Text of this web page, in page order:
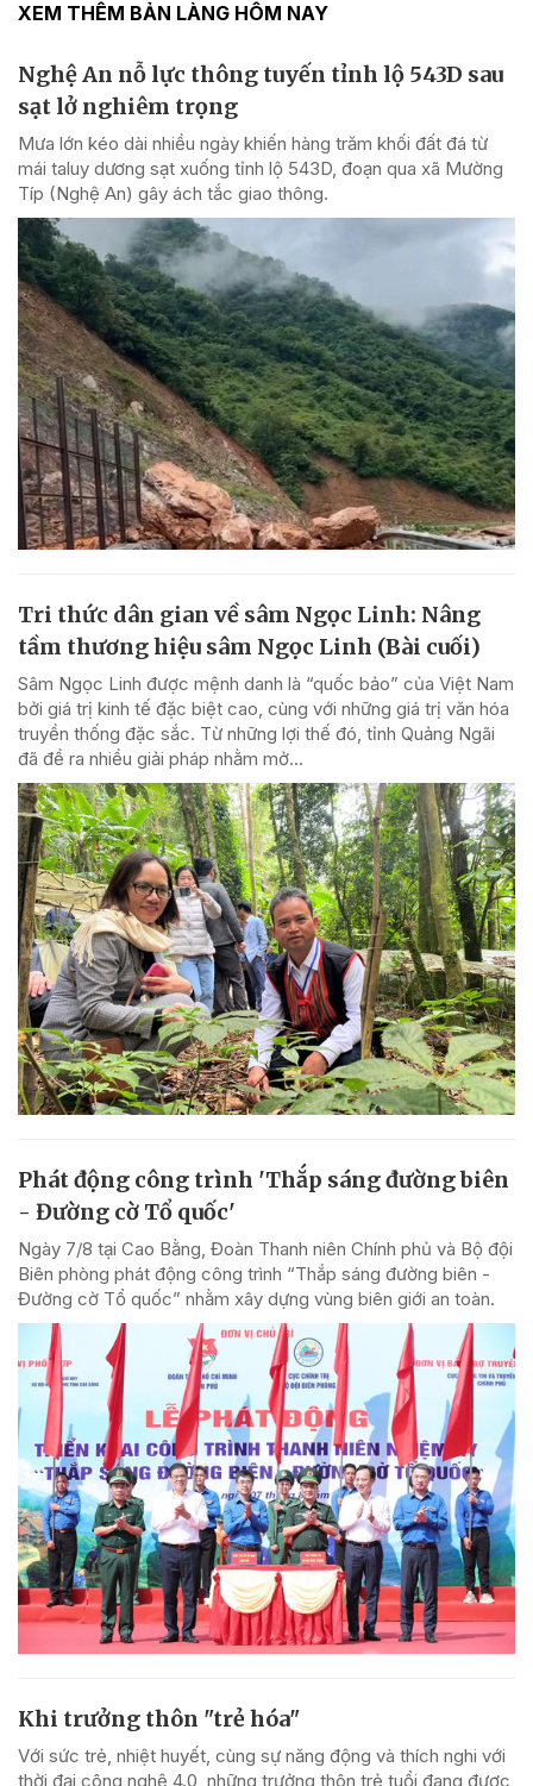
XEM THÊM BẢN LÀNG HÔM NAY
Nghệ An nỗ lực thông tuyến tỉnh lộ 543D sau
sạt lở nghiêm trọng
Mưa lớn kéo dài nhiều ngày khiến hàng trăm khối đất đá từ
mái taluy dương sạt xuống tỉnh lộ 543D, đoạn qua xã Mường
Típ (Nghệ An) gây ách tắc giao thông.
Tri thức dân gian về sâm Ngọc Linh: Nâng
tầm thương hiệu sâm Ngọc Linh (Bài cuối)
Sâm Ngọc Linh được mệnh danh là “quốc bảo” của Việt Nam
bởi giá trị kinh tế đặc biệt cao, cùng với những giá trị văn hóa
truyền thống đặc sắc. Từ những lợi thế đó, tỉnh Quảng Ngãi
đã đề ra nhiều giải pháp nhằm mở...
Phát động công trình 'Thắp sáng đường biên
- Đường cờ Tổ quốc'
Ngày 7/8 tại Cao Bằng, Đoàn Thanh niên Chính phủ và Bộ đội
Biên phòng phát động công trình “Thắp sáng đường biên -
Đường cờ Tổ quốc” nhằm xây dựng vùng biên giới an toàn.
Khi trưởng thôn "trẻ hóa"
Với sức trẻ, nhiệt huyết, cùng sự năng động và thích nghi với
thời đại công nghệ 4.0, những trưởng thôn trẻ tuổi đang được